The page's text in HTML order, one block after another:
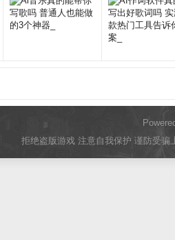
拒绝盗版游戏 注意自我保护 谨防受